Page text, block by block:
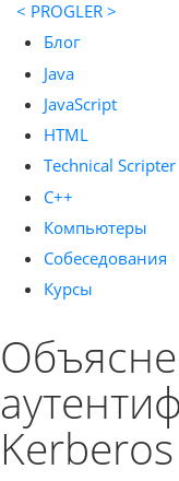
< PROGLER >
Блог
Java
JavaScript
HTML
Technical Scripter
C++
Компьютеры
Собеседования
Курсы
Kerberos